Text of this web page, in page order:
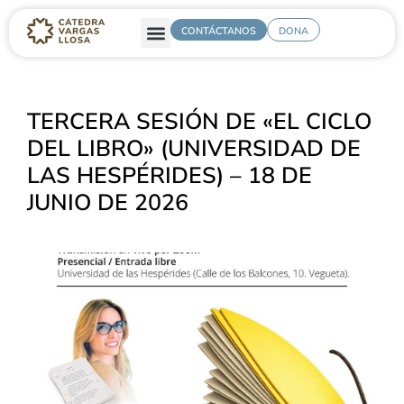
CONTÁCTANOS DONA
TERCERA SESIÓN DE «EL CICLO
DEL LIBRO» (UNIVERSIDAD DE
LAS HESPÉRIDES) – 18 DE
JUNIO DE 2026